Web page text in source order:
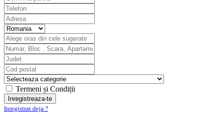
Termeni și Condiții
Inregistrat deja ?